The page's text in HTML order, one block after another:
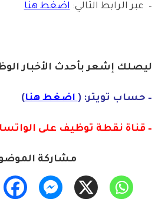
– عبر الرابط التالي: اضغط هنا
ليصلك إشعربأحدث الأخبار
– حساب تويتر: ( اضغط هنا)
– قناة نقطة توظيف على
مشاركة